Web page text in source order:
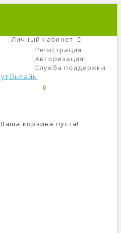
Личный кабинет
Регистрация
Авторизация
Служба поддержки
0
Ваша корзина пуста!